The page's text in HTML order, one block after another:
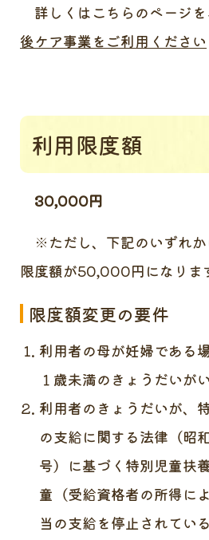
詳しくはこちらのページを
後ケア事業をご利用ください
利用限度額
30,000円
※ただし、下記のいずれか
限度額が50,000円になりま
限度額変更の要件
利用者の母が妊婦である
１歳未満のきょうだいが
利用者のきょうだいが、
の支給に関する法律（昭
号）に基づく特別児童扶
童（受給資格者の所得に
当の支給を停止されてい